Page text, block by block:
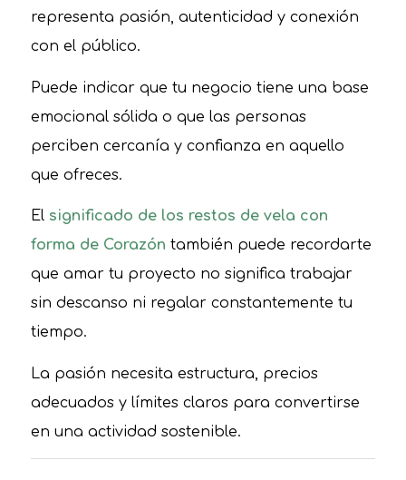
representa pasión, autenticidad y conexión
con el público.
Puede indicar que tu negocio tiene una base
emocional sólida o que las personas
perciben cercanía y confianza en aquello
que ofreces.
El significado de los restos de vela con
forma de Corazón también puede recordarte
que amar tu proyecto no significa trabajar
sin descanso ni regalar constantemente tu
tiempo.
La pasión necesita estructura, precios
adecuados y límites claros para convertirse
en una actividad sostenible.